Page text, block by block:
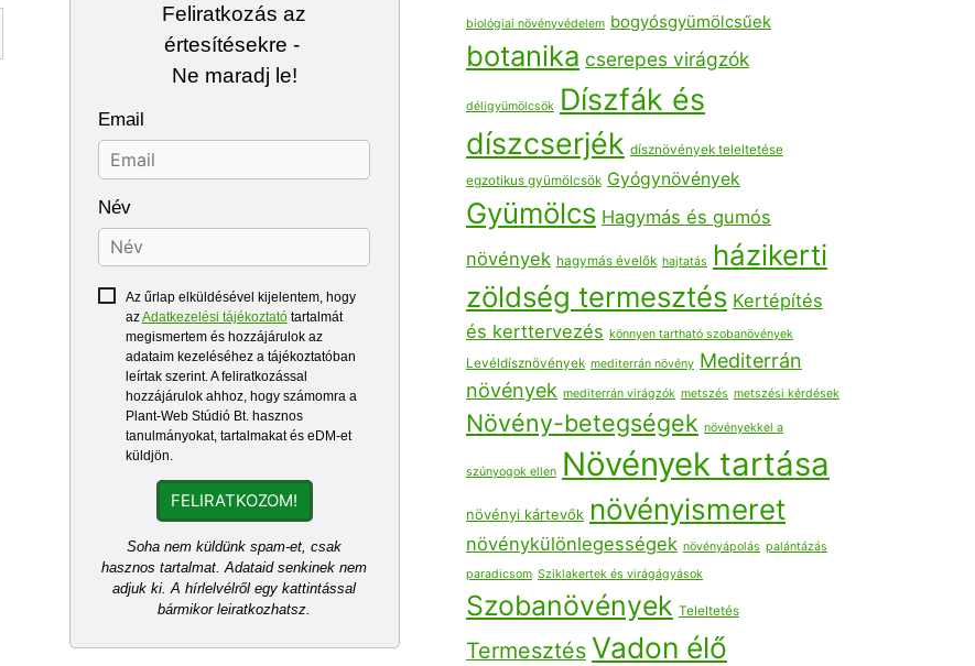
Feliratkozás az
értesítésekre -
Ne maradj le!
Email
Név
Az űrlap elküldésével kijelentem, hogy
azAdatkezelési tájékoztatótartalmát
megismertem és hozzájárulok az
adataim kezeléséhez a tájékoztatóban
leírtak szerint. A feliratkozással
hozzájárulok ahhoz, hogy számomra a
Plant-Web Stúdió Bt. hasznos
tanulmányokat, tartalmakat és eDM-et
küldjön.
FELIRATKOZOM!
Soha nem küldünk spam-et, csak
hasznos tartalmat. Adataid senkinek nem
adjuk ki. A hírlelvélről egy kattintással
bármikor leiratkozhatsz.
biológiai növényvédelem bogyósgyümölcsűek
botanika cserepes virágzók
déligyümölcsök Díszfák és
díszcserjék dísznövények teleltetése
egzotikus gyümölcsök Gyógynövények
Gyümölcs Hagymás és gumós
növények hagymás évelők hajtatás
házikerti
zöldség termesztés Kertépítés
és kerttervezés könnyen tartható szobanövények
Levéldísznövények mediterrán növény Mediterrán
növények mediterrán virágzók metszés metszési kérdések
Növény-betegségek növényekkel a
szúnyogok ellen Növények tartása
növényi kártevők növényismeret
növénykülönlegességek növényápolás palántázás
paradicsom Sziklakertek és virágágyások
Szobanövények Teleltetés
Termesztés Vadon élő